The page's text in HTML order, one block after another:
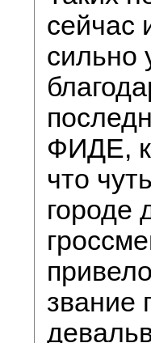
сейчас
сильно
ФИДЕ,
что
городе
звание